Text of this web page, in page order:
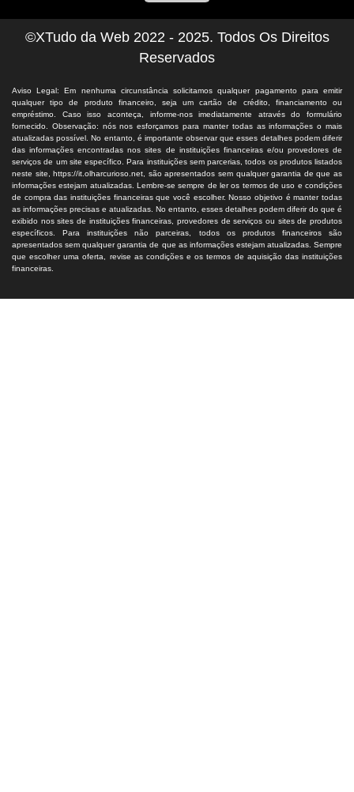
©XTudo da Web 2022 - 2025. Todos Os Direitos
Reservados
Aviso Legal: Em nenhuma circunstância solicitamos qualquer pagamento para emitir
qualquer tipo de produto financeiro, seja um cartão de crédito, financiamento ou
empréstimo. Caso isso aconteça, informe-nos imediatamente através do formulário
fornecido. Observação: nós nos esforçamos para manter todas as informações o mais
atualizadas possível. No entanto, é importante observar que esses detalhes podem diferir
das informações encontradas nos sites de instituições financeiras e/ou provedores de
serviços de um site específico. Para instituições sem parcerias, todos os produtos listados
neste site, https://it.olharcurioso.net, são apresentados sem qualquer garantia de que as
informações estejam atualizadas. Lembre-se sempre de ler os termos de uso e condições
de compra das instituições financeiras que você escolher. Nosso objetivo é manter todas
as informações precisas e atualizadas. No entanto, esses detalhes podem diferir do que é
exibido nos sites de instituições financeiras, provedores de serviços ou sites de produtos
específicos. Para instituições não parceiras, todos os produtos financeiros são
apresentados sem qualquer garantia de que as informações estejam atualizadas. Sempre
que escolher uma oferta, revise as condições e os termos de aquisição das instituições
financeiras.